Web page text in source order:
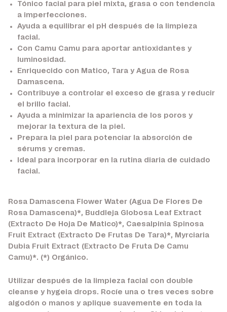
Tónico facial para piel mixta, grasa o con tendencia
a imperfecciones.
Ayuda a equilibrar el pH después de la limpieza
facial.
Con Camu Camu para aportar antioxidantes y
luminosidad.
Enriquecido con Matico, Tara y Agua de Rosa
Damascena.
Contribuye a controlar el exceso de grasa y reducir
el brillo facial.
Ayuda a minimizar la apariencia de los poros y
mejorar la textura de la piel.
Prepara la piel para potenciar la absorción de
sérums y cremas.
Ideal para incorporar en la rutina diaria de cuidado
facial.
Rosa Damascena Flower Water (Agua De Flores De
Rosa Damascena)*, Buddleja Globosa Leaf Extract
(Extracto De Hoja De Matico)*, Caesalpinia Spinosa
Fruit Extract (Extracto De Frutas De Tara)*, Myrciaria
Dubia Fruit Extract (Extracto De Fruta De Camu
Camu)*. (*) Orgánico.
Utilizar después de la limpieza facial con double
cleanse y hygeia drops. Rocíe una o tres veces sobre
algodón o manos y aplique suavemente en toda la